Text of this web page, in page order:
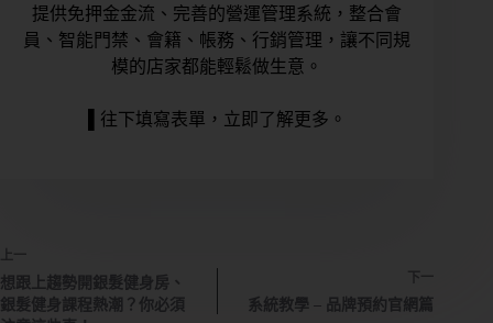
提供免押金金流、完善的營運管理系統，整合會
員、智能門禁、會籍、帳務、行銷管理，讓不同規
模的店家都能輕鬆做生意。
▌往下填寫表單，立即了解更多。
上一
想跟上趨勢開銀髮健身房、
銀髮健身課程熱潮？你必須
下一
系統教學 – 品牌預約官網篇